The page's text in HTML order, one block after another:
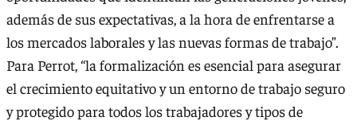
además de sus expectativas, a la hora de enfrentarse a
los mercados laborales y las nuevas formas de trabajo”.
Para Perrot, “la formalización es esencial para asegurar
el crecimiento equitativo y un entorno de trabajo seguro
y protegido para todos los trabajadores y tipos de